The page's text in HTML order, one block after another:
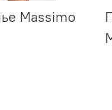
Massimo